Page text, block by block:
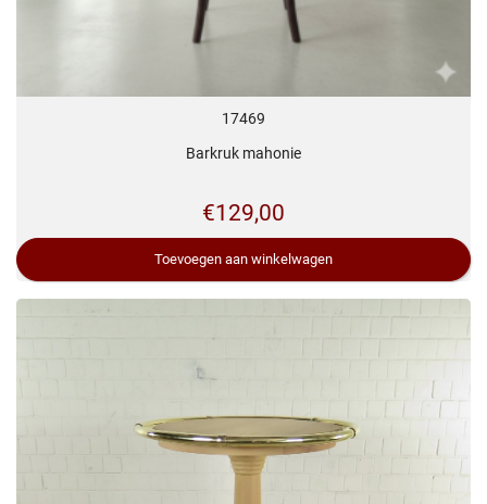
17469
Barkruk mahonie
€129,00
Toevoegen aan winkelwagen